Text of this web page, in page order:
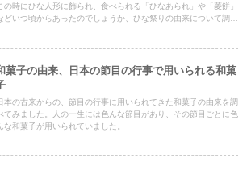
の時にひな人形に飾られ、食べられる「ひなあられ」や「菱餅」
どいつ頃からあったのでしょうか、ひな祭りの由来について調べ
菓子の由来、日本の節目の行事で用いられる和菓
本の古来からの、節目の行事に用いられてきた和菓子の由来を調
てみました。人の一生には色んな節目があり、その節目ごとに色
な和菓子が用いられていました。